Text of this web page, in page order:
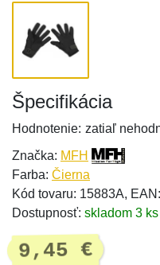
Špecifikácia
Hodnotenie: zatiaľ
Značka: MFH
Farba: Čierna
Kód tovaru: 15883A,
Dostupnosť: skladom 3 ks
9,45 €